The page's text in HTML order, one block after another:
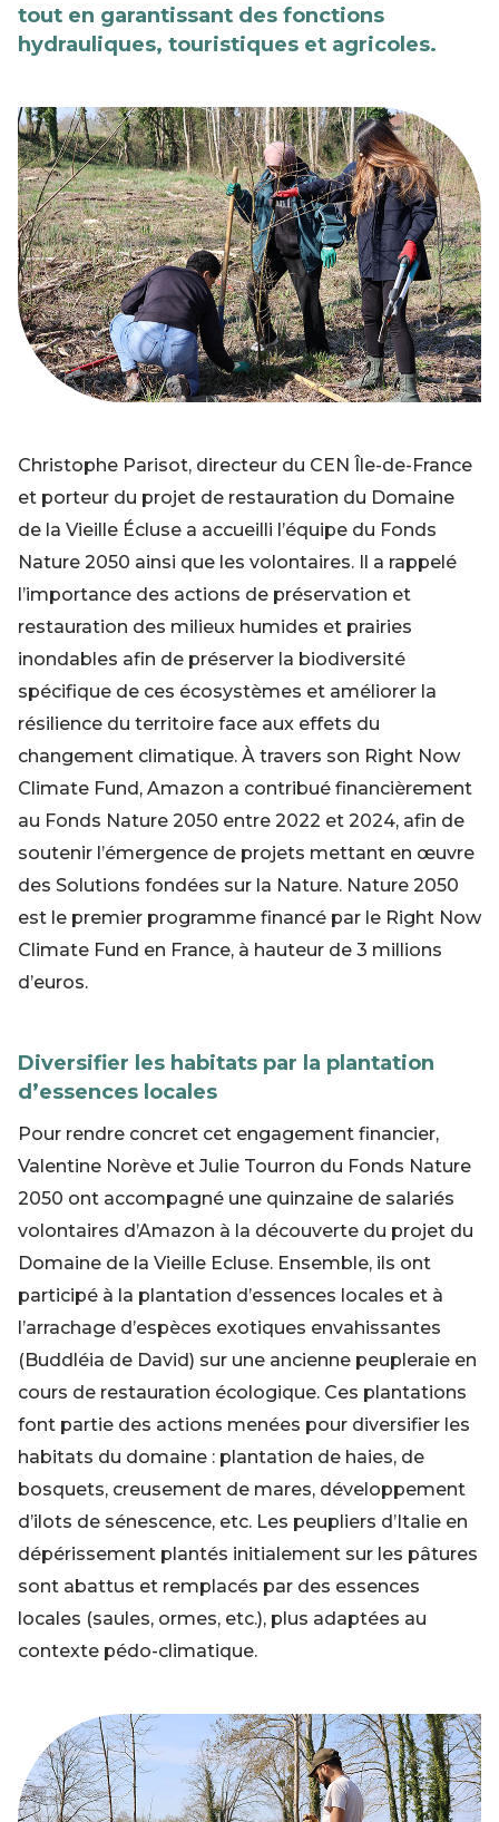
tout en garantissant des fonctions
hydrauliques, touristiques et agricoles.
Christophe Parisot, directeur du CEN Île-de-France
et porteur du projet de restauration du Domaine
de la Vieille Écluse a accueilli l’équipe du Fonds
Nature 2050 ainsi que les volontaires. Il a rappelé
l’importance des actions de préservation et
restauration des milieux humides et prairies
inondables afin de préserver la biodiversité
spécifique de ces écosystèmes et améliorer la
résilience du territoire face aux effets du
changement climatique. À travers son Right Now
Climate Fund, Amazon a contribué financièrement
au Fonds Nature 2050 entre 2022 et 2024, afin de
soutenir l’émergence de projets mettant en œuvre
des Solutions fondées sur la Nature. Nature 2050
est le premier programme financé par le Right Now
Climate Fund en France, à hauteur de 3 millions
d’euros.
Diversifier les habitats par la plantation
d’essences locales
Pour rendre concret cet engagement financier,
Valentine Norève et Julie Tourron du Fonds Nature
2050 ont accompagné une quinzaine de salariés
volontaires d’Amazon à la découverte du projet du
Domaine de la Vieille Ecluse. Ensemble, ils ont
participé à la plantation d’essences locales et à
l’arrachage d’espèces exotiques envahissantes
(Buddléia de David) sur une ancienne peupleraie en
cours de restauration écologique. Ces plantations
font partie des actions menées pour diversifier les
habitats du domaine : plantation de haies, de
bosquets, creusement de mares, développement
d’ilots de sénescence, etc. Les peupliers d’Italie en
dépérissement plantés initialement sur les pâtures
sont abattus et remplacés par des essences
locales (saules, ormes, etc.), plus adaptées au
contexte pédo-climatique.